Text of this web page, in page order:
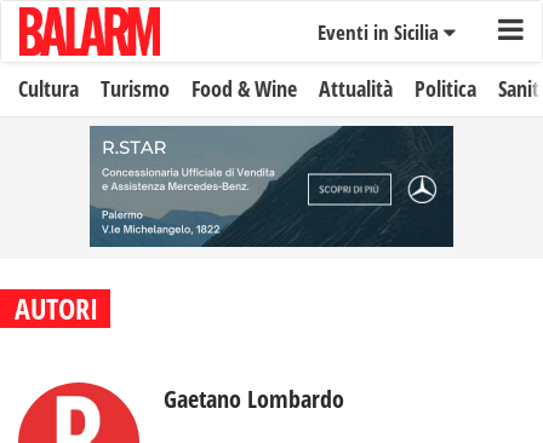
Eventi in Sicilia
Cultura Turismo Food & Wine Attualità Politica
AUTORI
Gaetano Lombardo